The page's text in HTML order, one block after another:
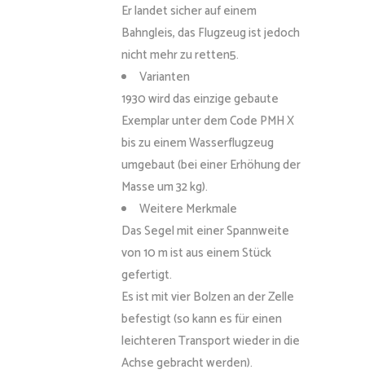
Er landet sicher auf einem
Bahngleis, das Flugzeug ist jedoch
nicht mehr zu retten5.
Varianten
1930 wird das einzige gebaute
Exemplar unter dem Code PMH X
bis zu einem Wasserflugzeug
umgebaut (bei einer Erhöhung der
Masse um 32 kg).
Weitere Merkmale
Das Segel mit einer Spannweite
von 10 m ist aus einem Stück
gefertigt.
Es ist mit vier Bolzen an der Zelle
befestigt (so kann es für einen
leichteren Transport wieder in die
Achse gebracht werden).